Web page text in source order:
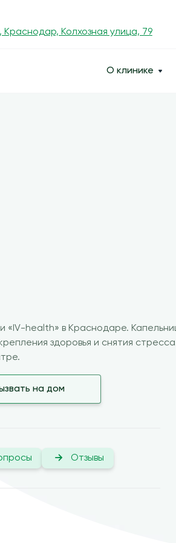
Краснодар, Колхозная улица, 79
О клинике
«IV-health» в Краснодаре.
здоровья и снятия
на дом
Отзывы